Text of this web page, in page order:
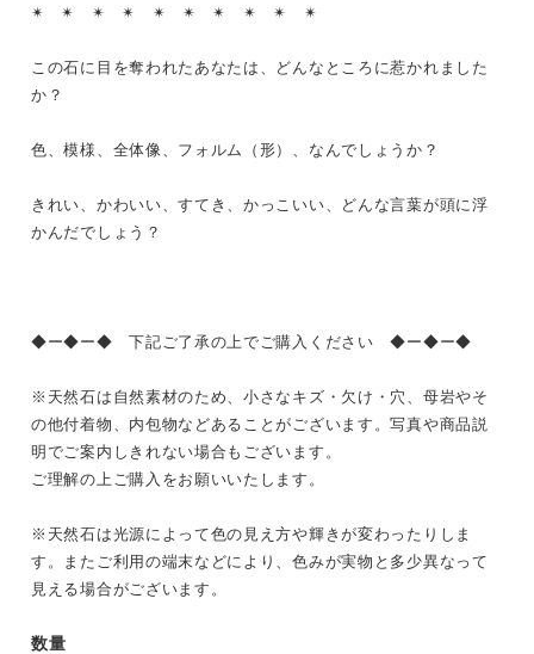
✴︎ ✴︎ ✴︎ ✴︎ ✴︎ ✴︎ ✴︎ ✴︎ ✴︎ ✴︎
この石に目を奪われたあなたは、どんなところに惹かれました
か？
色、模様、全体像、フォルム（形）、なんでしょうか？
きれい、かわいい、すてき、かっこいい、どんな言葉が頭に浮
かんだでしょう？
◆ー◆ー◆ 下記ご了承の上でご購入ください ◆ー◆ー◆
※天然石は自然素材のため、小さなキズ・欠け・穴、母岩やそ
の他付着物、内包物などあることがございます。写真や商品説
明でご案内しきれない場合もございます。
ご理解の上ご購入をお願いいたします。
※天然石は光源によって色の見え方や輝きが変わったりしま
す。またご利用の端末などにより、色みが実物と多少異なって
見える場合がございます。
数量